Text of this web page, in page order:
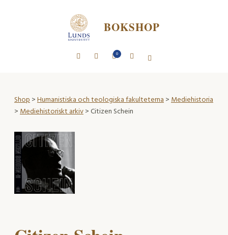
BOKSHOP
0
Shop>Humanistiska och teologiska fakulteterna>Mediehistoria
>Mediehistoriskt arkiv> Citizen Schein